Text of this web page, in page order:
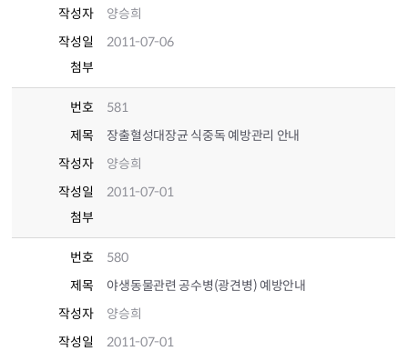
작성자
양승희
작성일
2011-07-06
첨부
번호
581
제목
장출혈성대장균 식중독 예방관리 안내
작성자
양승희
작성일
2011-07-01
첨부
번호
580
제목
야생동물관련 공수병(광견병) 예방안내
작성자
양승희
작성일
2011-07-01